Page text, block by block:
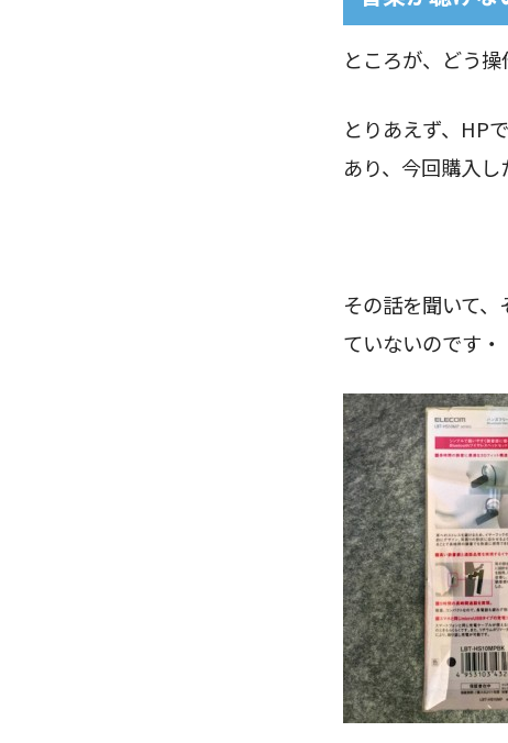
ところが、どう操
とりあえず、HP
あり、今回購入
その話を聞いて
ていないのです